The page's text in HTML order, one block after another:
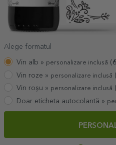
Alege formatul
Vin alb » personalizare inclusă (
Vin roze » personalizare inclusă (
Vin roșu » personalizare inclusă (
Doar eticheta autocolantă »